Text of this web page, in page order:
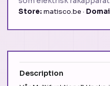
Store: matisco.be ·
Description